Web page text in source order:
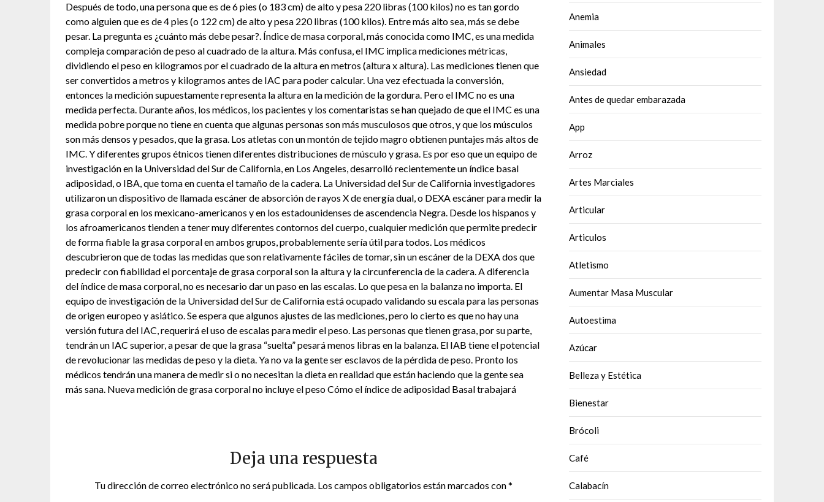
Después de todo, una persona que es de 6 pies (o 183 cm) de alto y pesa 220 libras (100 kilos) no es tan gordo
como alguien que es de 4 pies (o 122 cm) de alto y pesa 220 libras (100 kilos). Entre más alto sea, más se debe
pesar. La pregunta es ¿cuánto más debe pesar?. Índice de masa corporal, más conocida como IMC, es una medida
compleja comparación de peso al cuadrado de la altura. Más confusa, el IMC implica mediciones métricas,
dividiendo el peso en kilogramos por el cuadrado de la altura en metros (altura x altura). Las mediciones tienen que
ser convertidos a metros y kilogramos antes de IAC para poder calcular. Una vez efectuada la conversión,
entonces la medición supuestamente representa la altura en la medición de la gordura. Pero el IMC no es una
medida perfecta. Durante años, los médicos, los pacientes y los comentaristas se han quejado de que el IMC es una
medida pobre porque no tiene en cuenta que algunas personas son más musculosos que otros, y que los músculos
son más densos y pesados, que la grasa. Los atletas con un montón de tejido magro obtienen puntajes más altos de
IMC. Y diferentes grupos étnicos tienen diferentes distribuciones de músculo y grasa. Es por eso que un equipo de
investigación en la Universidad del Sur de California, en Los Angeles, desarrolló recientemente un índice basal
adiposidad, o IBA, que toma en cuenta el tamaño de la cadera. La Universidad del Sur de California investigadores
utilizaron un dispositivo de llamada escáner de absorción de rayos X de energía dual, o DEXA escáner para medir la
grasa corporal en los mexicano-americanos y en los estadounidenses de ascendencia Negra. Desde los hispanos y
los afroamericanos tienden a tener muy diferentes contornos del cuerpo, cualquier medición que permite predecir
de forma fiable la grasa corporal en ambos grupos, probablemente sería útil para todos. Los médicos
descubrieron que de todas las medidas que son relativamente fáciles de tomar, sin un escáner de la DEXA dos que
predecir con fiabilidad el porcentaje de grasa corporal son la altura y la circunferencia de la cadera. A diferencia
del índice de masa corporal, no es necesario dar un paso en las escalas. Lo que pesa en la balanza no importa. El
equipo de investigación de la Universidad del Sur de California está ocupado validando su escala para las personas
de origen europeo y asiático. Se espera que algunos ajustes de las mediciones, pero lo cierto es que no hay una
versión futura del IAC, requerirá el uso de escalas para medir el peso. Las personas que tienen grasa, por su parte,
tendrán un IAC superior, a pesar de que la grasa “suelta” pesará menos libras en la balanza. El IAB tiene el potencial
de revolucionar las medidas de peso y la dieta. Ya no va la gente ser esclavos de la pérdida de peso. Pronto los
médicos tendrán una manera de medir si o no necesitan la dieta en realidad que están haciendo que la gente sea
más sana. Nueva medición de grasa corporal no incluye el peso Cómo el índice de adiposidad Basal trabajará
Deja una respuesta
Tu dirección de correo electrónico no será publicada. Los campos obligatorios están marcados con*
Anemia
Animales
Ansiedad
Antes de quedar embarazada
App
Arroz
Artes Marciales
Articular
Articulos
Atletismo
Aumentar Masa Muscular
Autoestima
Azúcar
Belleza y Estética
Bienestar
Brócoli
Café
Calabacín